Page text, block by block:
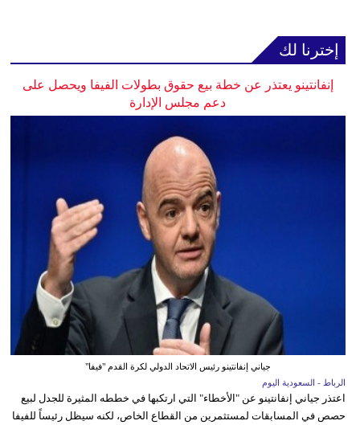
إخترنا لك
إنفانتينو يعتذر عن خطة بيع حقوق بطولات الفيفا ويحصل على
دعم مجلس الإدارة
جياني إنفانتينو رئيس الاتحاد الدولي لكرة القدم "فيفا"
الرباط - السعودية اليوم
اعتذر جياني إنفانتينو عن "الأخطاء" التي ارتكبها في خططه المثيرة للجدل لبيع
حصص في المسابقات لمستثمرين من القطاع الخاص، لكنه سيظل رئيساً للفيفا